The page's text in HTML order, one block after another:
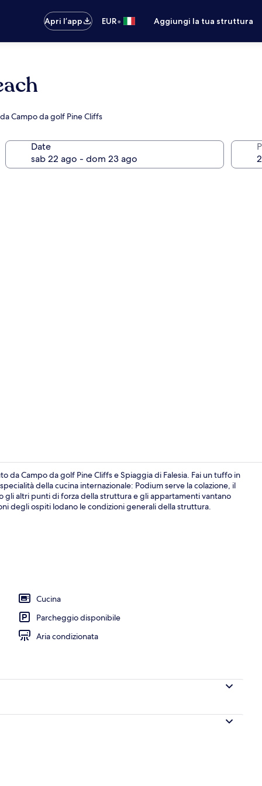
Apri l’app EUR• Aggiungi la tua struttura
Campo da golf Pine Cliffs
Date
da Campo da golf Pine Cliffs e Spiaggia di Falesia. Fai un tuffo in
della cucina internazionale: Podium serve la colazione, il
gli altri punti di forza della struttura e gli appartamenti vantano
degli ospiti lodano le condizioni generali della struttura.
Cucina
Parcheggio disponibile
Aria condizionata